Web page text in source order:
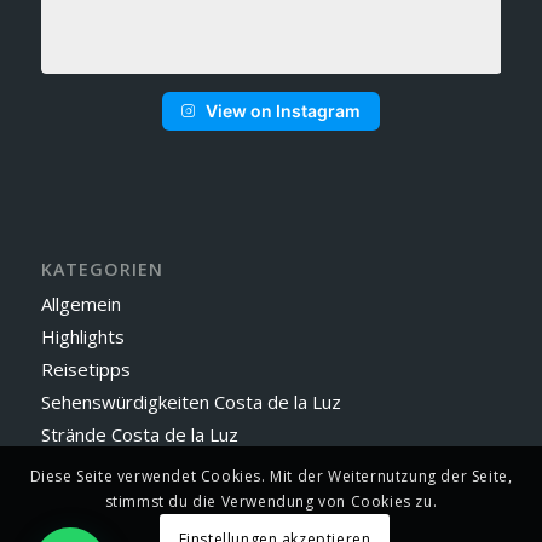
View on Instagram
KATEGORIEN
Allgemein
Highlights
Reisetipps
Sehenswürdigkeiten Costa de la Luz
Strände Costa de la Luz
Diese Seite verwendet Cookies. Mit der Weiternutzung der Seite,
stimmst du die Verwendung von Cookies zu.